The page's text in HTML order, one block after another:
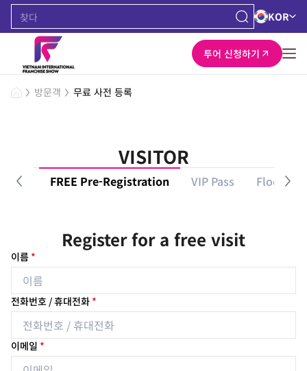
KOR
투어 신청하기
방문객 무료 사전 등록
VISITOR
FREE Pre-Registration VIP Pass Floor
Register for a free visit
이름 *
전화번호 / 휴대전화 *
이메일 *